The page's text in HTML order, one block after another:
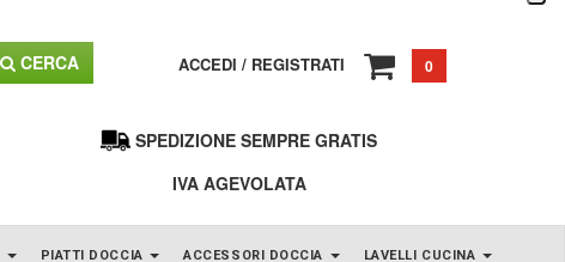
CERCA ACCEDI / REGISTRATI 0
SPEDIZIONE SEMPRE GRATIS
IVA AGEVOLATA
PIATTI DOCCIA ACCESSORI DOCCIA LAVELLI CUCINA